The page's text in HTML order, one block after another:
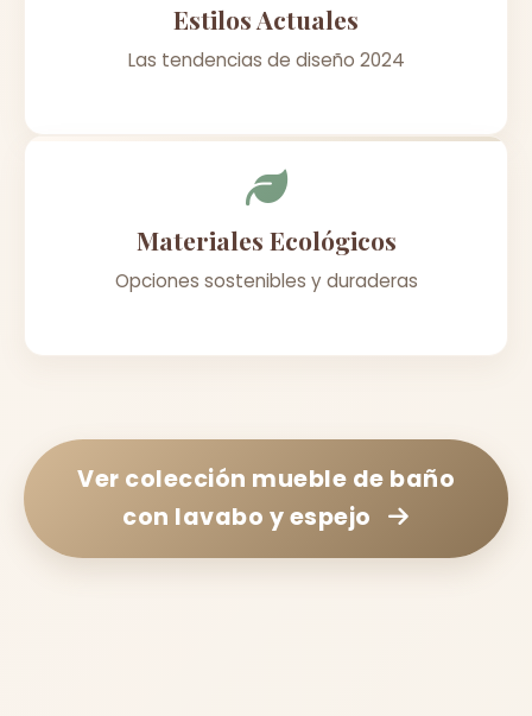
Estilos Actuales
Las tendencias de diseño 2024
Materiales Ecológicos
Opciones sostenibles y duraderas
Ver colección mueble de baño
con lavabo y espejo